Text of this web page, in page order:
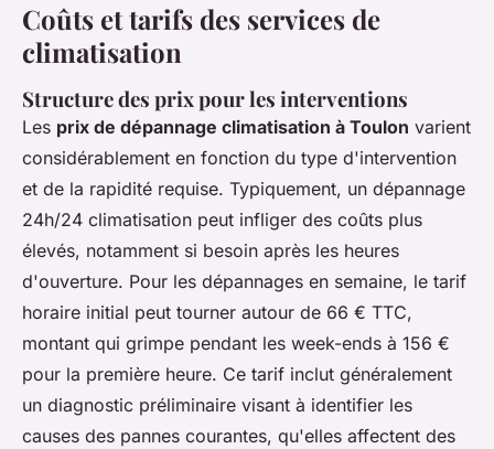
Coûts et tarifs des services de
climatisation
Structure des prix pour les interventions
Les prix de dépannage climatisation à Toulon varient
considérablement en fonction du type d'intervention
et de la rapidité requise. Typiquement, un dépannage
24h/24 climatisation peut infliger des coûts plus
élevés, notamment si besoin après les heures
d'ouverture. Pour les dépannages en semaine, le tarif
horaire initial peut tourner autour de 66 € TTC,
montant qui grimpe pendant les week-ends à 156 €
pour la première heure. Ce tarif inclut généralement
un diagnostic préliminaire visant à identifier les
causes des pannes courantes, qu'elles affectent des